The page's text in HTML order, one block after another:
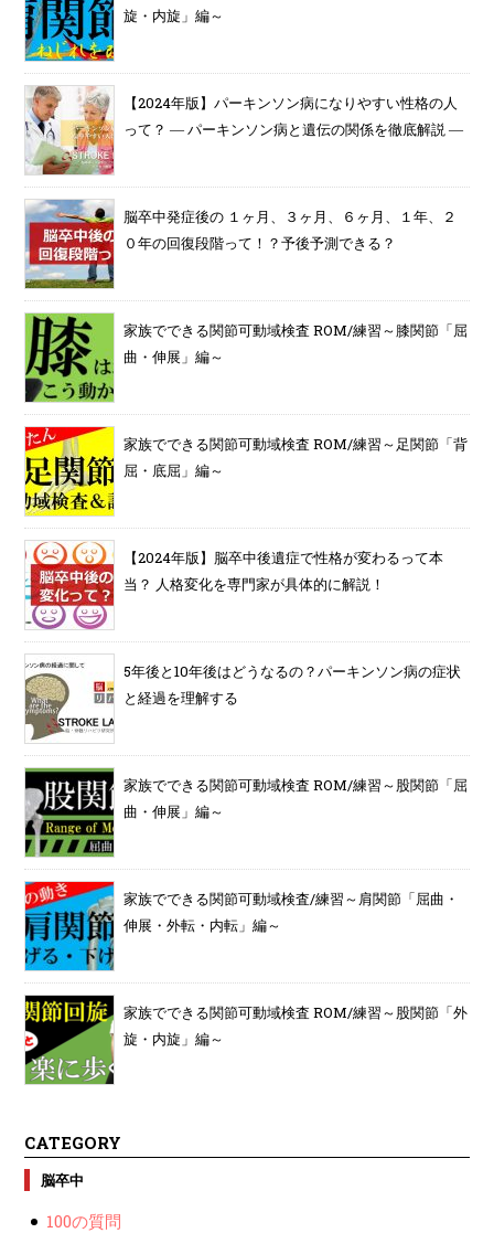
旋・内旋」編～
【2024年版】パーキンソン病になりやすい性格の人
って？ ― パーキンソン病と遺伝の関係を徹底解説 ―
脳卒中発症後の １ヶ月、３ヶ月、６ヶ月、１年、２
０年の回復段階って！？予後予測できる？
家族でできる関節可動域検査 ROM/練習～膝関節「屈
曲・伸展」編～
家族でできる関節可動域検査 ROM/練習～足関節「背
屈・底屈」編～
【2024年版】脳卒中後遺症で性格が変わるって本
当？ 人格変化を専門家が具体的に解説！
5年後と10年後はどうなるの？パーキンソン病の症状
と経過を理解する
家族でできる関節可動域検査 ROM/練習～股関節「屈
曲・伸展」編～
家族でできる関節可動域検査/練習～肩関節「屈曲・
伸展・外転・内転」編～
家族でできる関節可動域検査 ROM/練習～股関節「外
旋・内旋」編～
CATEGORY
脳卒中
100の質問